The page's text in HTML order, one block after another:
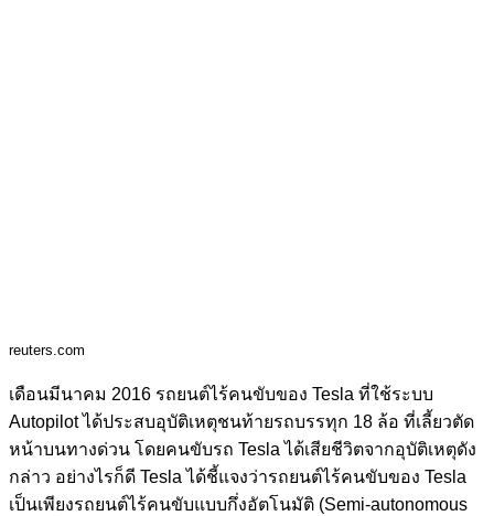
reuters.com
เดือนมีนาคม 2016 รถยนต์ไร้คนขับของ Tesla ที่ใช้ระบบ
Autopilot ได้ประสบอุบัติเหตุชนท้ายรถบรรทุก 18 ล้อ ที่เลี้ยวตัด
หน้าบนทางด่วน โดยคนขับรถ Tesla ได้เสียชีวิตจากอุบัติเหตุดัง
กล่าว อย่างไรก็ดี Tesla ได้ชี้แจงว่ารถยนต์ไร้คนขับของ Tesla
เป็นเพียงรถยนต์ไร้คนขับแบบกึ่งอัตโนมัติ (Semi-autonomous